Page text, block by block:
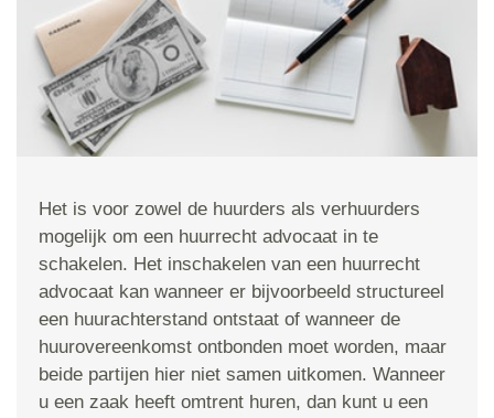
Het is voor zowel de huurders als verhuurders
mogelijk om een huurrecht advocaat in te
schakelen. Het inschakelen van een huurrecht
advocaat kan wanneer er bijvoorbeeld structureel
een huurachterstand ontstaat of wanneer de
huurovereenkomst ontbonden moet worden, maar
beide partijen hier niet samen uitkomen. Wanneer
u een zaak heeft omtrent huren, dan kunt u een